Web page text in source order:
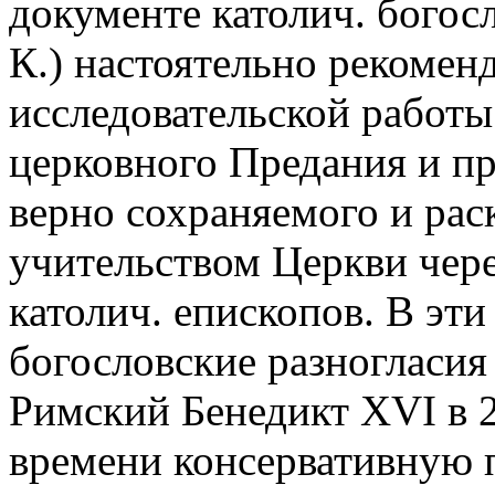
документе католич.
К.) настоятельно
исследовательской
церковного Предания и
верно сохраняемого и
учительством Церкви
католич. епископов. В
богословские
Римский Бенедикт XVI в
времени